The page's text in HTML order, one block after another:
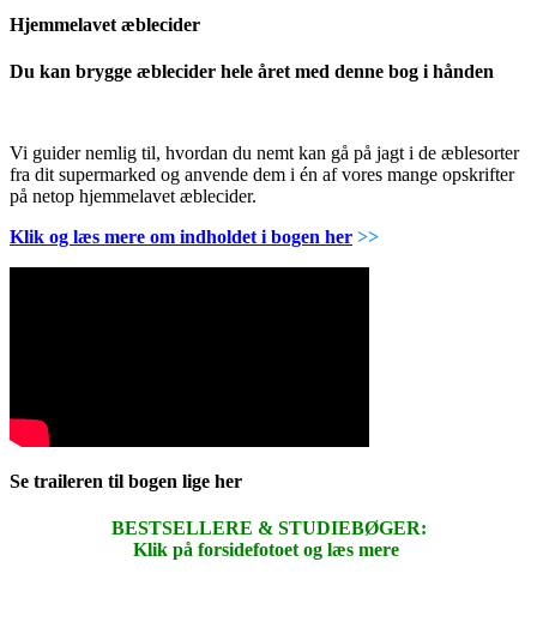
Hjemmelavet æblecider
Du kan brygge æblecider hele året med denne bog i hånden
Vi guider nemlig til, hvordan du nemt kan gå på jagt i de æblesorter
fra dit supermarked og anvende dem i én af vores mange opskrifter
på netop hjemmelavet æblecider.
Klik og læs mere om indholdet i bogen her >>
Se traileren til bogen lige her
BESTSELLERE & STUDIEBØGER:
Klik på forsidefotoet og læs mere